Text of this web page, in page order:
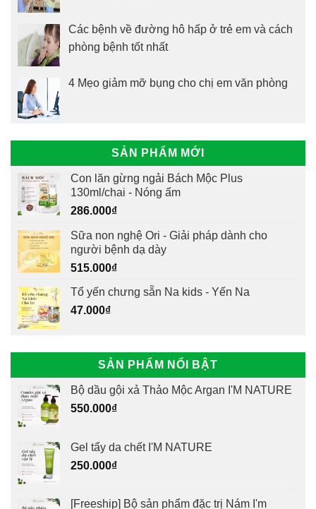
Các bệnh về đường hô hấp ở trẻ em và cách
phòng bệnh tốt nhất
4 Mẹo giảm mỡ bụng cho chị em văn phòng
SẢN PHẨM MỚI
Con lăn gừng ngải Bách Mộc Plus
130ml/chai - Nóng ấm
286.000₫
Sữa non nghệ Ori - Giải pháp dành cho
người bệnh dạ dày
515.000₫
Tổ yến chưng sẵn Na kids - Yến Na
47.000₫
SẢN PHẨM NỔI BẬT
Bộ dầu gội xả Thảo Mộc Argan I'M NATURE
550.000₫
Gel tẩy da chết I'M NATURE
250.000₫
[Freeship] Bộ sản phẩm đặc trị Nám I'm